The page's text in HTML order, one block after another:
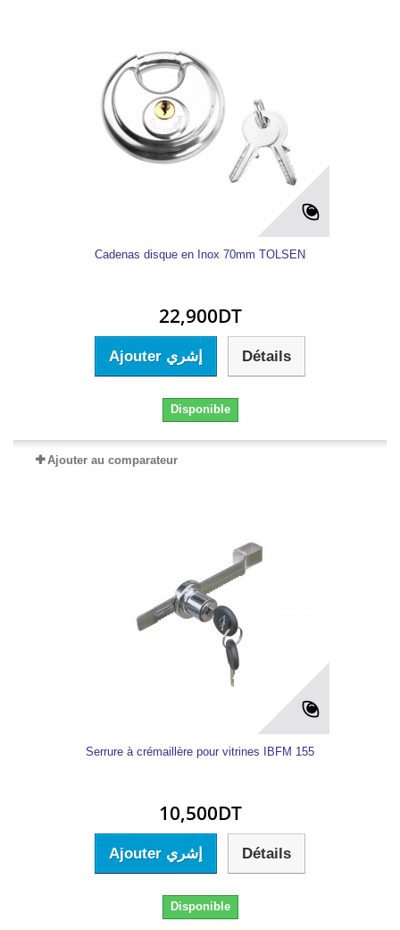
Cadenas disque en Inox 70mm TOLSEN
22,900DT
Ajouter إشري Détails
Disponible
Ajouter au comparateur
Serrure à crémaillère pour vitrines IBFM 155
10,500DT
Ajouter إشري Détails
Disponible